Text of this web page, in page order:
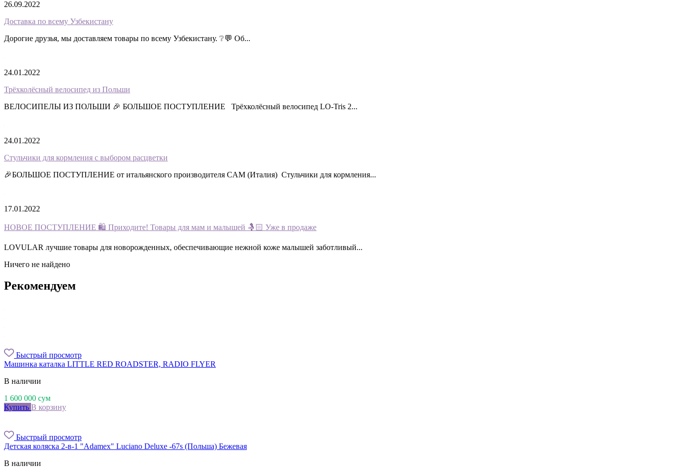
26.09.2022
Доставка по всему Узбекистану
Дорогие друзья, мы доставляем товары по всему Узбекистану. ❔💬 Об...
24.01.2022
Трёхколёсный велосипед из Польши
ВЕЛОСИПЕЛЫ ИЗ ПОЛЬШИ 🎉 БОЛЬШОЕ ПОСТУПЛЕНИЕ Трёхколёсный велосипед LO-Tris 2...
24.01.2022
Стульчики для кормления с выбором расцветки
🎉БОЛЬШОЕ ПОСТУПЛЕНИЕ от итальянского производителя CAM (Италия) Стульчики для кормления...
17.01.2022
НОВОЕ ПОСТУПЛЕНИЕ 🛍 Приходите! Товары для мам и малышей 🤱🏻 Уже в продаже
LOVULAR лучшие товары для новорожденных, обеспечивающие нежной коже малышей заботливый...
Ничего не найдено
Рекомендуем
Быстрый просмотр
Машинка каталка LITTLE RED ROADSTER, RADIO FLYER
В наличии
1 600 000 сум
Купить В корзину
Быстрый просмотр
Детская коляска 2-в-1 "Adamex" Luciano Deluxe -67s (Польша) Бежевая
В наличии